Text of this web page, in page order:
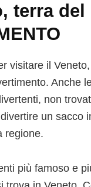
terra del
visitare il
Anche
non
un sacco
regione.
più famoso e